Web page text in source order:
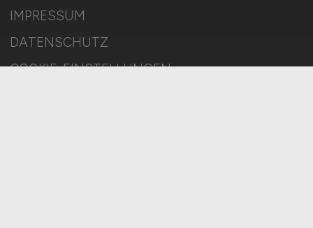
IMPRESSUM
DATENSCHUTZ
COOKIE-EINSTELLUNGEN